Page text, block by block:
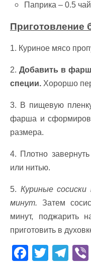
Паприка – 0.5
Приготовление
1. Куриное мясо
2. Добавить в
специи. Хороршо
3. В пищевую
фарша и
размера.
4. Плотно
или нитью.
5. Куриные
минут. Затем
минут, поджарить
приготовить в
F T T